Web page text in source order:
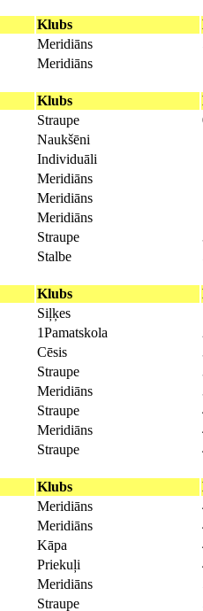
Klubs
Meridiāns
Meridiāns
Klubs
Straupe
Naukšēni
Individuāli
Meridiāns
Meridiāns
Meridiāns
Straupe
Stalbe
Klubs
Siļķes
1Pamatskola
Cēsis
Straupe
Meridiāns
Straupe
Meridiāns
Straupe
Klubs
Meridiāns
Meridiāns
Kāpa
Priekuļi
Meridiāns
Straupe